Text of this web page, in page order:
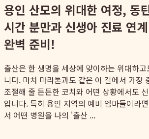
용인 산모의 위대한 여정, 동
시간 분만과 신생아 진료 연
완벽 준비!
출산은 한 생명을 세상에 맞이하는 위대하
니다. 마치 마라톤과도 같은 이 길에서 가장
조절해 줄 든든한 코치와 어떤 상황에서도
입니다. 특히 용인 지역의 예비 엄마들이라
서 어떤 병원을 나의 '출산 ...